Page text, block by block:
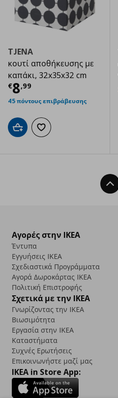
TJENA
κουτί αποθήκευσης με
καπάκι, 32x35x32 cm
€8,99
Τρέχουσα τιμή
45 πόντους επιβράβευσης
Προσθήκη στο καλάθι
Προσθήκη στα αγαπημένα
Αγορές στην IKEA
Έντυπα
Εγγυήσεις IKEA
Σχεδιαστικά Προγράμματα
Αγορά Δωρoκάρτας IKEA
Πολιτική Επιστροφής
Σχετικά με την IKEA
Γνωρίζοντας την IKEA
Βιωσιμότητα
Εργασία στην IKEA
Καταστήματα
Συχνές Ερωτήσεις
Επικοινωνήστε μαζί μας
IKEA in Store App: